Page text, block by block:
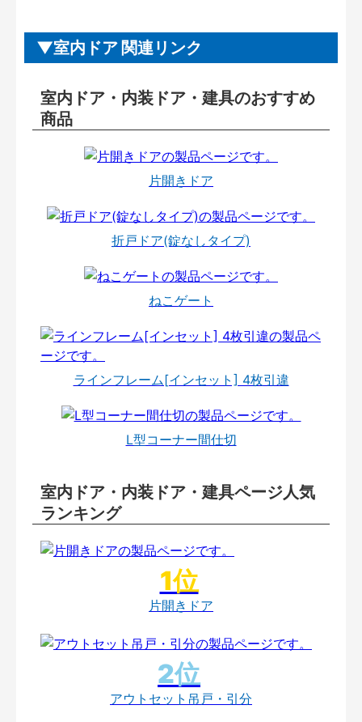
室内ドア 関連リンク
室内ドア・内装ドア・建具のおすすめ
商品
片開きドア
折戸ドア(錠なしタイプ)
ねこゲート
ラインフレーム[インセット] 4枚引違
L型コーナー間仕切
室内ドア・内装ドア・建具ページ人気
ランキング
片開きドア
アウトセット吊戸・引分